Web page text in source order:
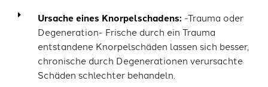
Ursache eines Knorpelschadens: -Trauma oder
Degeneration- Frische durch ein Trauma
entstandene Knorpelschäden lassen sich besser,
chronische durch Degenerationen verursachte
Schäden schlechter behandeln.